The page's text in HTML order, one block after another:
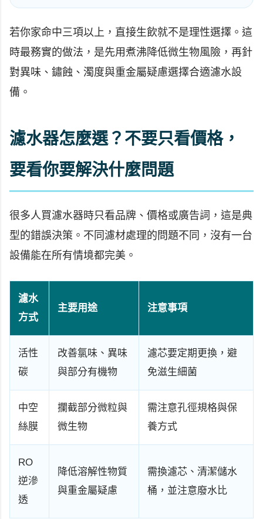
若你家命中三項以上，直接生飲就不是理性選擇。這
時最務實的做法，是先用煮沸降低微生物風險，再針
對異味、鏽蝕、濁度與重金屬疑慮選擇合適濾水設
備。
濾水器怎麼選？不要只看價格，
要看你要解決什麼問題
很多人買濾水器時只看品牌、價格或廣告詞，這是典
型的錯誤決策。不同濾材處理的問題不同，沒有一台
設備能在所有情境都完美。
濾水
方式
主要用途 注意事項
活性
碳
改善氯味、異味
與部分有機物
濾芯要定期更換，避
免滋生細菌
中空
絲膜
攔截部分微粒與
微生物
需注意孔徑規格與保
養方式
RO
逆滲
透
降低溶解性物質
與重金屬疑慮
需換濾芯、清潔儲水
桶，並注意廢水比